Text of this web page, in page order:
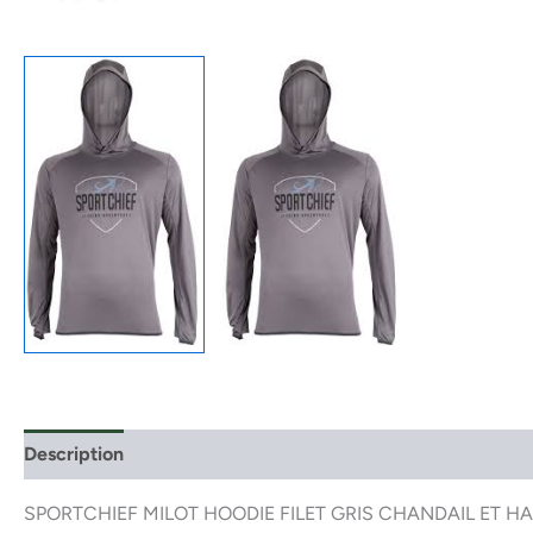
Description
SPORTCHIEF MILOT HOODIE FILET GRIS CHANDAIL ET